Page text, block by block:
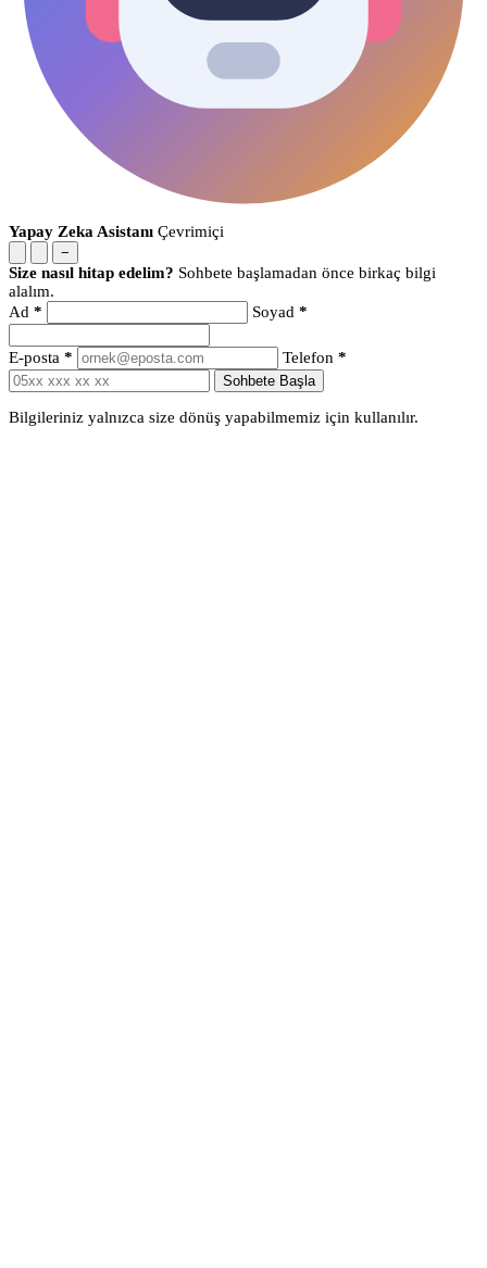
Yapay Zeka Asistanı Çevrimiçi
−
Size nasıl hitap edelim? Sohbete başlamadan önce birkaç bilgi
alalım.
Ad * Soyad *
E-posta * Telefon *
Sohbete Başla
Bilgileriniz yalnızca size dönüş yapabilmemiz için kullanılır.